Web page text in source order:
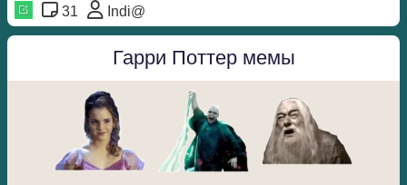
31 Indi@
Гарри Поттер мемы